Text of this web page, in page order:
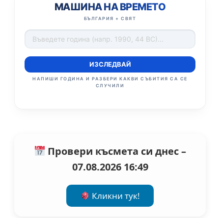
МАШИНА НА ВРЕМЕТО
БЪЛГАРИЯ + СВЯТ
ИЗСЛЕДВАЙ
НАПИШИ ГОДИНА И РАЗБЕРИ КАКВИ СЪБИТИЯ СА СЕ
СЛУЧИЛИ
Провери късмета си днес –
07.08.2026 16:49
Кликни тук!